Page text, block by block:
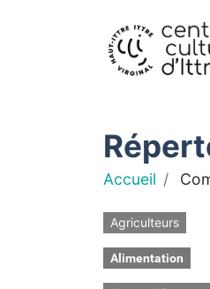
Accueil
Agriculteurs
Alimentation